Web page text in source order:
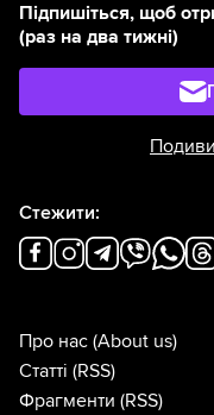
Підпишіться, щоб
(раз на два тижні)
Стежити:
Про нас (About us)
Статті (RSS)
Фрагменти (RSS)